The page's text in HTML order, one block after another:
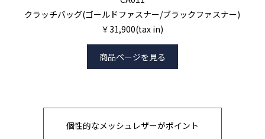
クラッチバッグ(ゴールドファスナー/ブラックファスナー)
￥31,900(tax in)
商品ページを見る
個性的なメッシュレザーがポイント